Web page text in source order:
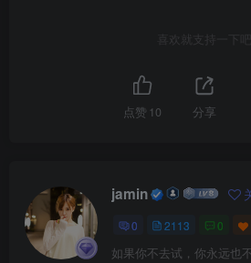
喜欢就支持一下吧
点赞 10 分享
jamin
0 2113 0
如果你不去试，你永远也